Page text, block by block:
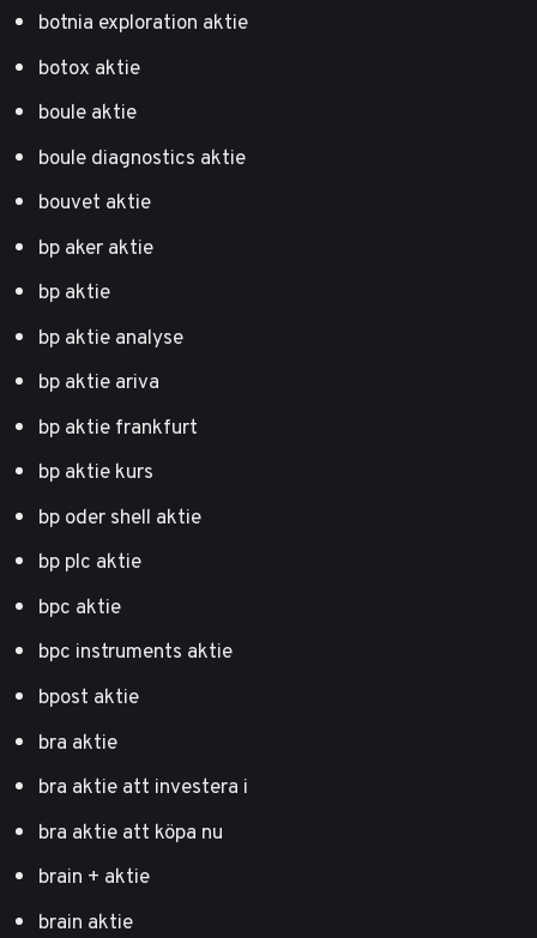
botnia exploration aktie
botox aktie
boule aktie
boule diagnostics aktie
bouvet aktie
bp aker aktie
bp aktie
bp aktie analyse
bp aktie ariva
bp aktie frankfurt
bp aktie kurs
bp oder shell aktie
bp plc aktie
bpc aktie
bpc instruments aktie
bpost aktie
bra aktie
bra aktie att investera i
bra aktie att köpa nu
brain + aktie
brain aktie